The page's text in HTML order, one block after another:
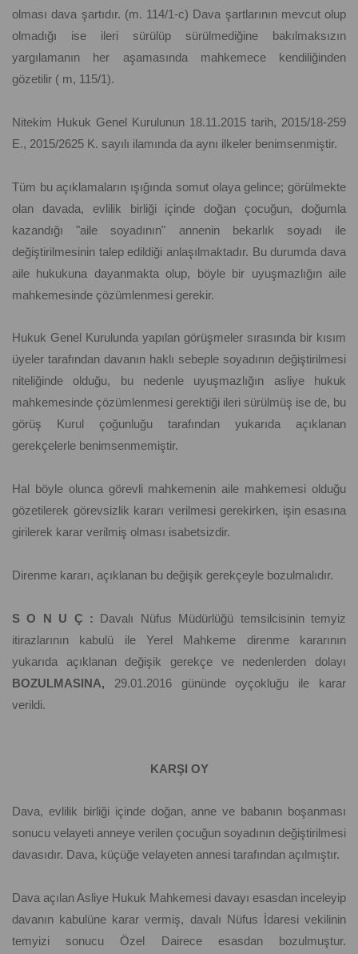
olması dava şartıdır. (m. 114/1-c) Dava şartlarının mevcut olup
olmadığı ise ileri sürülüp sürülmediğine bakılmaksızın
yargılamanın her aşamasında mahkemece kendiliğinden
gözetilir ( m, 115/1).
Nitekim Hukuk Genel Kurulunun 18.11.2015 tarih, 2015/18-259
E., 2015/2625 K. sayılı ilamında da aynı ilkeler benimsenmiştir.
Tüm bu açıklamaların ışığında somut olaya gelince; görülmekte
olan davada, evlilik birliği içinde doğan çocuğun, doğumla
kazandığı "aile soyadının" annenin bekarlık soyadı ile
değiştirilmesinin talep edildiği anlaşılmaktadır. Bu durumda dava
aile hukukuna dayanmakta olup, böyle bir uyuşmazlığın aile
mahkemesinde çözümlenmesi gerekir.
Hukuk Genel Kurulunda yapılan görüşmeler sırasında bir kısım
üyeler tarafından davanın haklı sebeple soyadının değiştirilmesi
niteliğinde olduğu, bu nedenle uyuşmazlığın asliye hukuk
mahkemesinde çözümlenmesi gerektiği ileri sürülmüş ise de, bu
görüş Kurul çoğunluğu tarafından yukarıda açıklanan
gerekçelerle benimsenmemiştir.
Hal böyle olunca görevli mahkemenin aile mahkemesi olduğu
gözetilerek görevsizlik kararı verilmesi gerekirken, işin esasına
girilerek karar verilmiş olması isabetsizdir.
Direnme kararı, açıklanan bu değişik gerekçeyle bozulmalıdır.
S O N U Ç : Davalı Nüfus Müdürlüğü temsilcisinin temyiz
itirazlarının kabulü ile Yerel Mahkeme direnme kararının
yukarıda açıklanan değişik gerekçe ve nedenlerden dolayı
BOZULMASINA, 29.01.2016 gününde oyçokluğu ile karar
verildi.
KARŞI OY
Dava, evlilik birliği içinde doğan, anne ve babanın boşanması
sonucu velayeti anneye verilen çocuğun soyadının değiştirilmesi
davasıdır. Dava, küçüğe velayeten annesi tarafından açılmıştır.
Dava açılan Asliye Hukuk Mahkemesi davayı esasdan inceleyip
davanın kabulüne karar vermiş, davalı Nüfus İdaresi vekilinin
temyizi sonucu Özel Dairece esasdan bozulmuştur.